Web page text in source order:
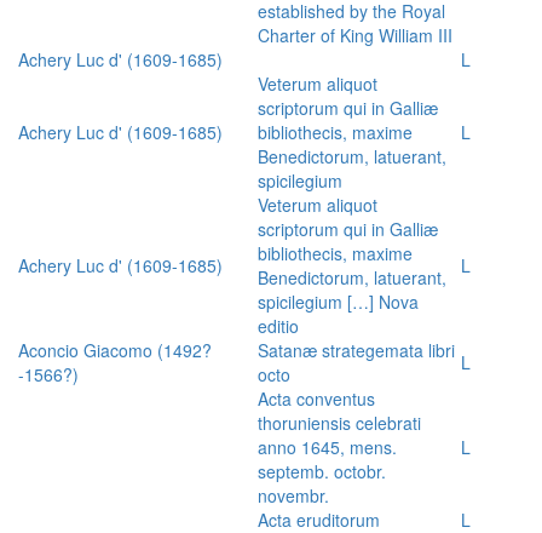
established by the Royal
Charter of King William III
Achery Luc d' (1609-1685) L
Achery Luc d' (1609-1685)
Veterum aliquot
scriptorum qui in Galliæ
bibliothecis, maxime
Benedictorum, latuerant,
spicilegium
L
Achery Luc d' (1609-1685)
Veterum aliquot
scriptorum qui in Galliæ
bibliothecis, maxime
Benedictorum, latuerant,
spicilegium […] Nova
editio
L
Aconcio Giacomo (1492?
-1566?)
Satanæ strategemata libri
octo
L
Acta conventus
thoruniensis celebrati
anno 1645, mens.
septemb. octobr.
novembr.
L
Acta eruditorum
L